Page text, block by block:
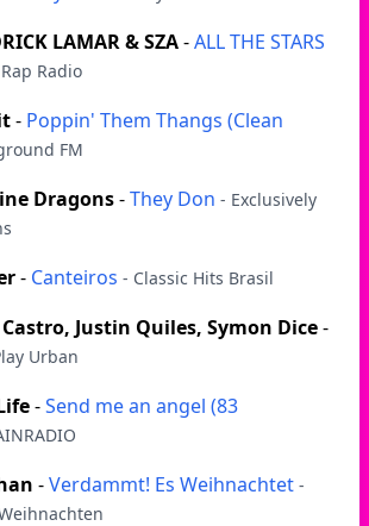
LAMAR & SZA-ALL THE STARS
Radio
- Poppin' Them Thangs (Clean
FM
Dragons-They Don - Exclusively
- Canteiros - Classic Hits Brasil
Justin Quiles, Symon Dice-
Urban
-Send me an angel (83
-Verdammt! Es Weihnachtet -